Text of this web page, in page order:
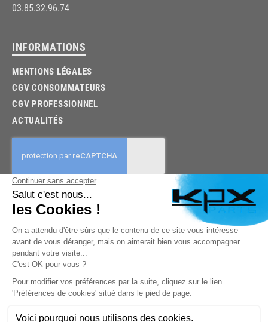
03.85.32.96.74
03.85.32.96.74
INFORMATIONS
MENTIONS LÉGALES
CGV CONSOMMATEURS
CGV PROFESSIONNEL
ACTUALITÉS